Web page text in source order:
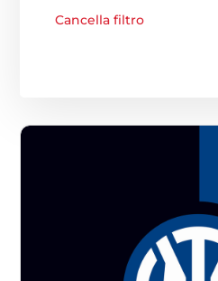
Cancella filtro